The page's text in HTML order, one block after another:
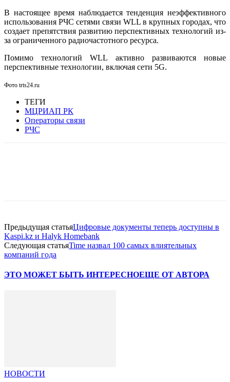
В настоящее время наблюдается тенденция неэффективного
использования РЧС сетями связи WLL в крупных городах, что
создает препятствия развитию перспективных технологий из-
за ограниченного радиочастотного ресурса.
Помимо технологий WLL активно развиваются новые
перспективные технологии, включая сети 5G.
Фото trts24.ru
ТЕГИ
МЦРИАП РК
Операторы связи
РЧС
Предыдущая статьяЦифровые документы теперь доступны в
Kaspi.kz и Halyk Homebank
Следующая статьяTime назвал 100 самых влиятельных
компаний года
ЭТО МОЖЕТ БЫТЬ ИНТЕРЕСНОЕЩЕ ОТ АВТОРА
НОВОСТИ